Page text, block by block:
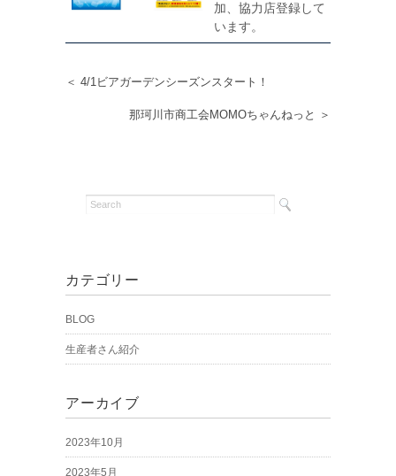
加、協力店登録して
います。
＜ 4/1ビアガーデンシーズンスタート！
那珂川市商工会MOMOちゃんねっと ＞
カテゴリー
BLOG
生産者さん紹介
アーカイブ
2023年10月
2023年5月